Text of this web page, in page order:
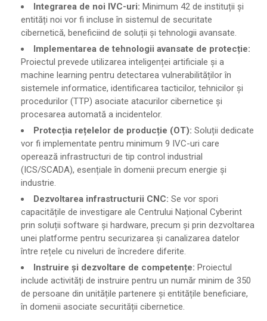
Integrarea de noi IVC-uri: Minimum 42 de instituții și
entități noi vor fi incluse în sistemul de securitate
cibernetică, beneficiind de soluții și tehnologii avansate.
Implementarea de tehnologii avansate de protecție:
Proiectul prevede utilizarea inteligenței artificiale și a
machine learning pentru detectarea vulnerabilităților în
sistemele informatice, identificarea tacticilor, tehnicilor și
procedurilor (TTP) asociate atacurilor cibernetice și
procesarea automată a incidentelor.
Protecția rețelelor de producție (OT): Soluții dedicate
vor fi implementate pentru minimum 9 IVC-uri care
operează infrastructuri de tip control industrial
(ICS/SCADA), esențiale în domenii precum energie și
industrie.
Dezvoltarea infrastructurii CNC: Se vor spori
capacitățile de investigare ale Centrului Național Cyberint
prin soluții software și hardware, precum și prin dezvoltarea
unei platforme pentru securizarea și canalizarea datelor
între rețele cu niveluri de încredere diferite.
Instruire și dezvoltare de competențe: Proiectul
include activități de instruire pentru un număr minim de 350
de persoane din unitățile partenere și entitățile beneficiare,
în domenii asociate securității cibernetice.